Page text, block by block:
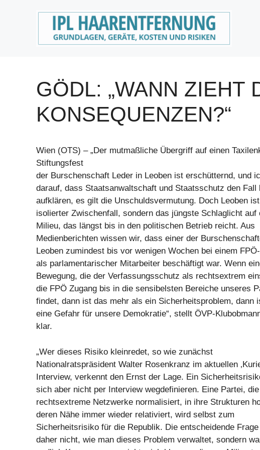
GÖDL: „WANN ZIEHT
KONSEQUENZEN?“
Wien (OTS) – „Der mutmaßliche Übergriff auf einen
Stiftungsfest
der Burschenschaft Leder in Leoben ist erschütternd, und
darauf, dass Staatsanwaltschaft und Staatsschutz den Fall
aufklären, es gilt die Unschuldsvermutung. Doch Leoben
isolierter Zwischenfall, sondern das jüngste Schlaglicht auf
Milieu, das längst bis in den politischen Betrieb reicht. Aus
Medienberichten wissen wir, dass einer der
Leoben zumindest bis vor wenigen Wochen bei einem
als parlamentarischer Mitarbeiter beschäftigt war. Wenn
Bewegung, die der Verfassungsschutz als rechtsextrem
die FPÖ Zugang bis in die sensibelsten Bereiche unseres
findet, dann ist das mehr als ein Sicherheitsproblem, dann
eine Gefahr für unsere Demokratie“, stellt ÖVP-
klar.
„Wer dieses Risiko kleinredet, so wie zunächst
Nationalratspräsident Walter Rosenkranz im aktuellen
Interview, verkennt den Ernst der Lage. Ein
sich aber nicht per Interview wegdefinieren. Eine Partei, die
rechtsextreme Netzwerke normalisiert, in ihre Strukturen
deren Nähe immer wieder relativiert, wird selbst zum
Sicherheitsrisiko für die Republik. Die entscheidende
daher nicht, wie man dieses Problem verwaltet, sondern